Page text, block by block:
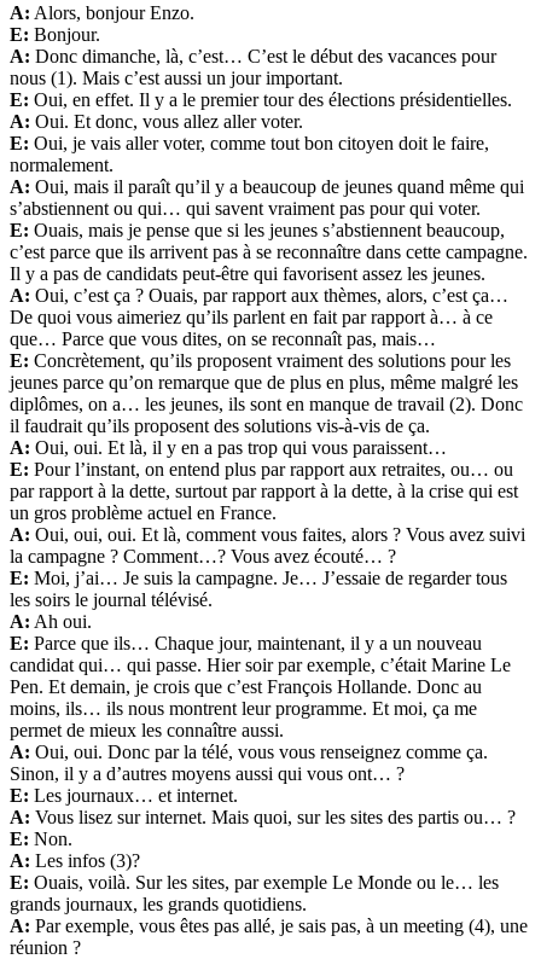
A: Alors, bonjour Enzo.
E: Bonjour.
A: Donc dimanche, là, c’est… C’est le début des vacances pour
nous (1). Mais c’est aussi un jour important.
E: Oui, en effet. Il y a le premier tour des élections présidentielles.
A: Oui. Et donc, vous allez aller voter.
E: Oui, je vais aller voter, comme tout bon citoyen doit le faire,
normalement.
A: Oui, mais il paraît qu’il y a beaucoup de jeunes quand même qui
s’abstiennent ou qui… qui savent vraiment pas pour qui voter.
E: Ouais, mais je pense que si les jeunes s’abstiennent beaucoup,
c’est parce que ils arrivent pas à se reconnaître dans cette campagne.
Il y a pas de candidats peut-être qui favorisent assez les jeunes.
A: Oui, c’est ça ? Ouais, par rapport aux thèmes, alors, c’est ça…
De quoi vous aimeriez qu’ils parlent en fait par rapport à… à ce
que… Parce que vous dites, on se reconnaît pas, mais…
E: Concrètement, qu’ils proposent vraiment des solutions pour les
jeunes parce qu’on remarque que de plus en plus, même malgré les
diplômes, on a… les jeunes, ils sont en manque de travail (2). Donc
il faudrait qu’ils proposent des solutions vis-à-vis de ça.
A: Oui, oui. Et là, il y en a pas trop qui vous paraissent…
E: Pour l’instant, on entend plus par rapport aux retraites, ou… ou
par rapport à la dette, surtout par rapport à la dette, à la crise qui est
un gros problème actuel en France.
A: Oui, oui, oui. Et là, comment vous faites, alors ? Vous avez suivi
la campagne ? Comment…? Vous avez écouté… ?
E: Moi, j’ai… Je suis la campagne. Je… J’essaie de regarder tous
les soirs le journal télévisé.
A: Ah oui.
E: Parce que ils… Chaque jour, maintenant, il y a un nouveau
candidat qui… qui passe. Hier soir par exemple, c’était Marine Le
Pen. Et demain, je crois que c’est François Hollande. Donc au
moins, ils… ils nous montrent leur programme. Et moi, ça me
permet de mieux les connaître aussi.
A: Oui, oui. Donc par la télé, vous vous renseignez comme ça.
Sinon, il y a d’autres moyens aussi qui vous ont… ?
E: Les journaux… et internet.
A: Vous lisez sur internet. Mais quoi, sur les sites des partis ou… ?
E: Non.
A: Les infos (3)?
E: Ouais, voilà. Sur les sites, par exemple Le Monde ou le… les
grands journaux, les grands quotidiens.
A: Par exemple, vous êtes pas allé, je sais pas, à un meeting (4), une
réunion ?